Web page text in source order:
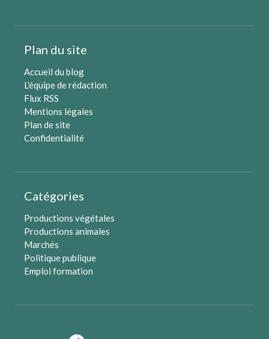
Plan du site
Accueil du blog
L'équipe de rédaction
Flux RSS
Mentions légales
Plan de site
Confidentialité
Catégories
Productions végétales
Productions animales
Marchés
Politique publique
Emploi formation